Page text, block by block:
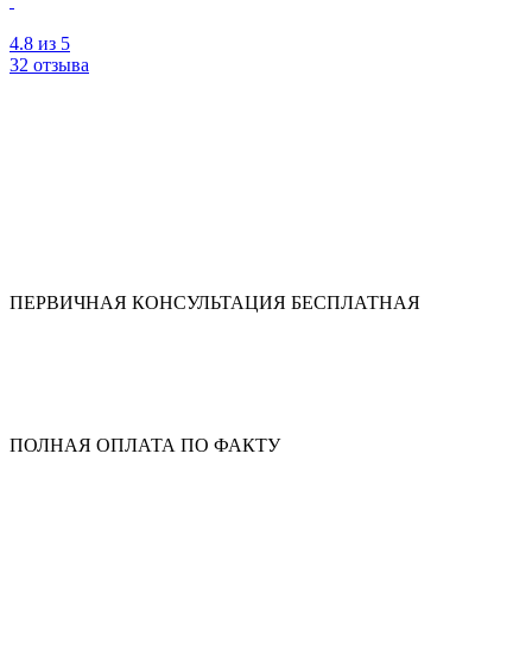
4.8 из 5
32 отзыва
ПЕРВИЧНАЯ КОНСУЛЬТАЦИЯ БЕСПЛАТНАЯ
ПОЛНАЯ ОПЛАТА ПО ФАКТУ